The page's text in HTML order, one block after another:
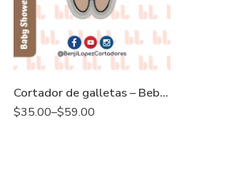
Cortador de galletas – Bebé Oso – Baby Shower
$35.00–$59.00